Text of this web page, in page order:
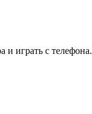
и играть с телефона.